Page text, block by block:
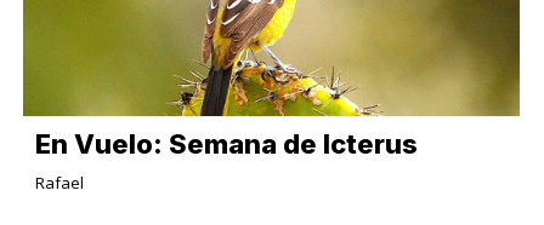
En Vuelo: Semana de Icterus
Rafael